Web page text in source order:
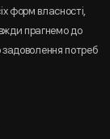
форм власності,
прагнемо до
потреб